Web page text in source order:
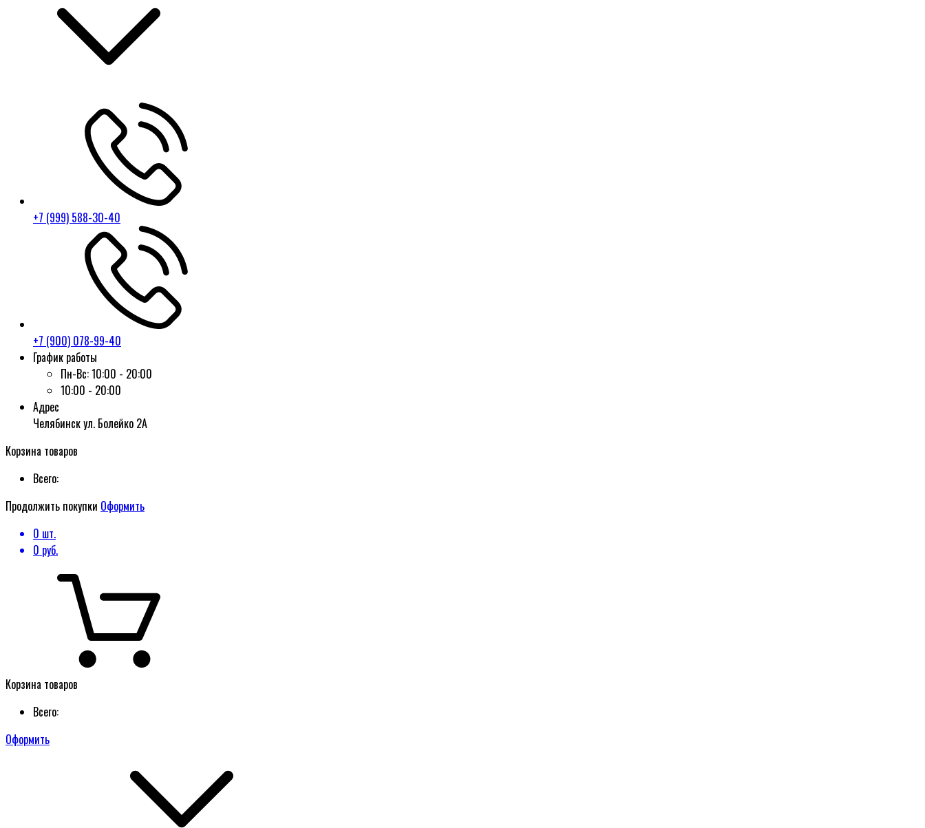
+7 (999) 588-30-40
+7 (900) 078-99-40
График работы
Пн-Вс:10:00 - 20:00
10:00 - 20:00
Адрес
Челябинск ул. Болейко 2А
Корзина товаров
Всего:
Продолжить покупки Оформить
0 шт.
0 руб.
Корзина товаров
Всего:
Оформить